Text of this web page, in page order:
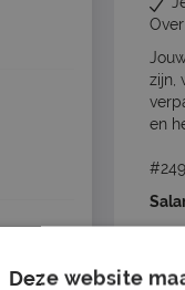
zijn,
en
Deze website